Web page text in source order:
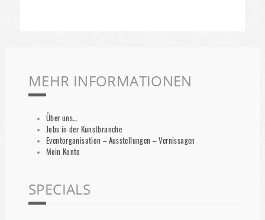
MEHR INFORMATIONEN
Über uns…
Jobs in der Kunstbranche
Eventorganisation – Ausstellungen – Vernissagen
Mein Konto
SPECIALS